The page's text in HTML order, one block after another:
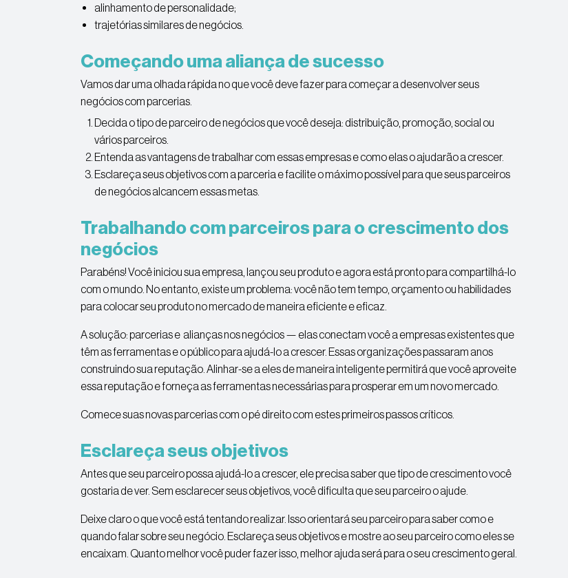
alinhamento de personalidade;
trajetórias similares de negócios.
Começando uma aliança de sucesso
Vamos dar uma olhada rápida no que você deve fazer para começar a desenvolver seus
negócios com parcerias.
Decida o tipo de parceiro de negócios que você deseja: distribuição, promoção, social ou
vários parceiros.
Entenda as vantagens de trabalhar com essas empresas e como elas o ajudarão a crescer.
Esclareça seus objetivos com a parceria e facilite o máximo possível para que seus parceiros
de negócios alcancem essas metas.
Trabalhando com parceiros para o crescimento dos
negócios
Parabéns! Você iniciou sua empresa, lançou seu produto e agora está pronto para compartilhá-lo
com o mundo. No entanto, existe um problema: você não tem tempo, orçamento ou habilidades
para colocar seu produto no mercado de maneira eficiente e eficaz.
A solução: parcerias e alianças nos negócios — elas conectam você a empresas existentes que
têm as ferramentas e o público para ajudá-lo a crescer. Essas organizações passaram anos
construindo sua reputação. Alinhar-se a eles de maneira inteligente permitirá que você aproveite
essa reputação e forneça as ferramentas necessárias para prosperar em um novo mercado.
Comece suas novas parcerias com o pé direito com estes primeiros passos críticos.
Esclareça seus objetivos
Antes que seu parceiro possa ajudá-lo a crescer, ele precisa saber que tipo de crescimento você
gostaria de ver. Sem esclarecer seus objetivos, você dificulta que seu parceiro o ajude.
Deixe claro o que você está tentando realizar. Isso orientará seu parceiro para saber como e
quando falar sobre seu negócio. Esclareça seus objetivos e mostre ao seu parceiro como eles se
encaixam. Quanto melhor você puder fazer isso, melhor ajuda será para o seu crescimento geral.